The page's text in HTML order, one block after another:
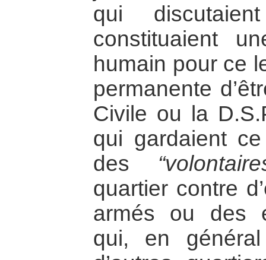
qui
constituaient
humain pour ce
permanente
Civile ou la
qui gardaient
des
quartier contre
armés ou des
qui, en